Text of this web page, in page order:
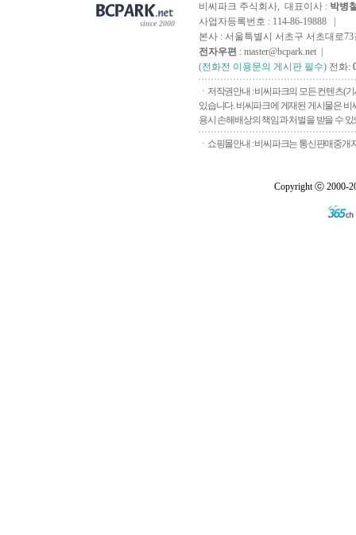
since 2000
비씨파크 주식회사, 대표이사 : 박병
사업자등록번호 : 114-86-19888 |
본사 : 서울특별시 서초구 서초대로73
전자우편 : master@bcpark.net |
(전화전 이용문의 게시판 필수) 전화:
ㆍ저작권안내 : 비씨파크의 모든 컨텐츠(
있습니다. 비씨파크에 게재된 게시물은
용시 손해배상의 책임과 처벌을 받을 수
ㆍ쇼핑몰안내 : 비씨파크는 통신판매중개
Copyright ⓒ 2000-